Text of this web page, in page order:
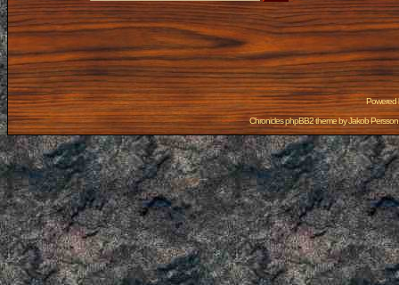
Powered
Chronicles phpBB2 theme byJakob Persson